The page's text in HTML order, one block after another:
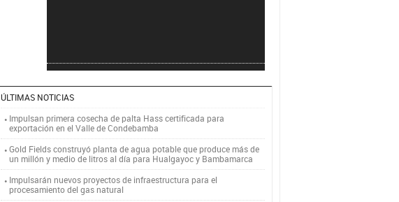
ÚLTIMAS NOTICIAS
Impulsan primera cosecha de palta Hass certificada para
exportación en el Valle de Condebamba
Gold Fields construyó planta de agua potable que produce más de
un millón y medio de litros al día para Hualgayoc y Bambamarca
Impulsarán nuevos proyectos de infraestructura para el
procesamiento del gas natural